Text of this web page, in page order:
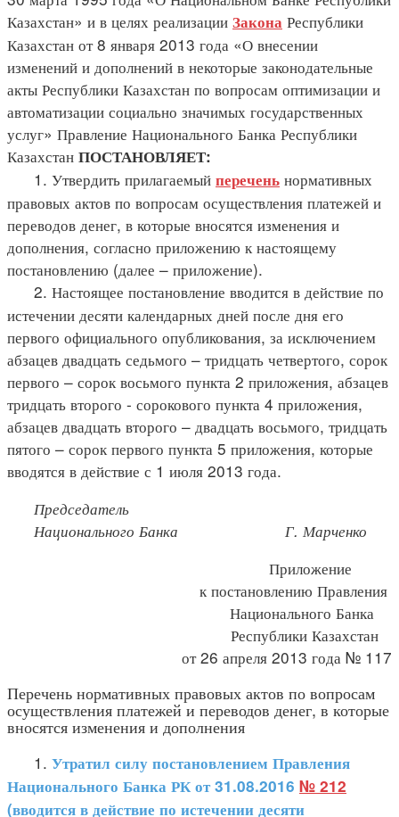
Казахстан» и в целях реализации Закона Республики
Казахстан от 8 января 2013 года «О внесении
изменений и дополнений в некоторые законодательные
акты Республики Казахстан по вопросам оптимизации и
автоматизации социально значимых государственных
услуг» Правление Национального Банка Республики
Казахстан ПОСТАНОВЛЯЕТ:
1. Утвердить прилагаемый перечень нормативных
правовых актов по вопросам осуществления платежей и
переводов денег, в которые вносятся изменения и
дополнения, согласно приложению к настоящему
постановлению (далее – приложение).
2. Настоящее постановление вводится в действие по
истечении десяти календарных дней после дня его
первого официального опубликования, за исключением
абзацев двадцать седьмого – тридцать четвертого, сорок
первого – сорок восьмого пункта 2 приложения, абзацев
тридцать второго - сорокового пункта 4 приложения,
абзацев двадцать второго – двадцать восьмого, тридцать
пятого – сорок первого пункта 5 приложения, которые
вводятся в действие с 1 июля 2013 года.
Председатель
Национального Банка Г. Марченко
Приложение
к постановлению Правления
Национального Банка
Республики Казахстан
от 26 апреля 2013 года № 117
Перечень нормативных правовых актов по вопросам
осуществления платежей и переводов денег, в которые
вносятся изменения и дополнения
1. Утратил силу постановлением Правления
Национального Банка РК от 31.08.2016 № 212
(вводится в действие по истечении десяти